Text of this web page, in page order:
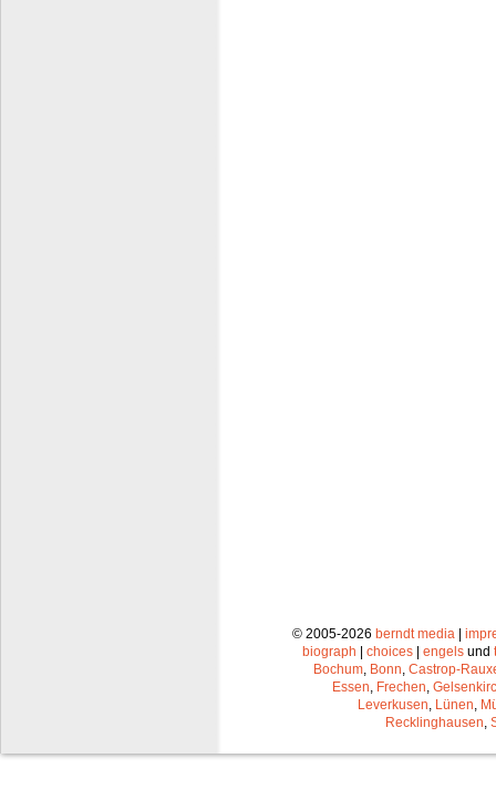
© 2005-2026 berndt media |
biograph | choices | engels und
Bochum Bonn Castrop-
Essen Frechen
Leverkusen Lünen
Recklinghausen